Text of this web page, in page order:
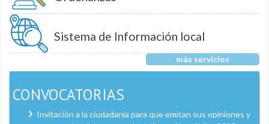
Sistema de Información local
más servicios
CONVOCATORIAS
Invitación a la ciudadanía para que emitan sus opiniones y